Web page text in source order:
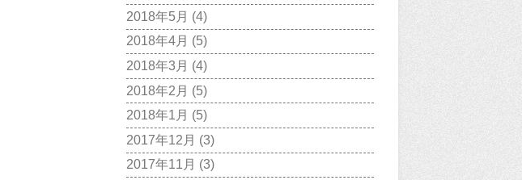
2018年5月 (4)
2018年4月 (5)
2018年3月 (4)
2018年2月 (5)
2018年1月 (5)
2017年12月 (3)
2017年11月 (3)